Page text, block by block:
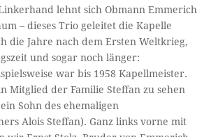
lehnt sich Obmann Emmerich
– dieses Trio geleitet die Kapelle
die Jahre nach dem Ersten Weltkrieg,
und sogar noch länger:
war bis 1958 Kapellmeister.
Mitglied der Familie Steffan zu sehen
Sohn des ehemaligen
Alois Steffan). Ganz links vorne mit